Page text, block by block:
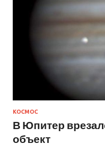
КОСМОС
В Юпитер
объект